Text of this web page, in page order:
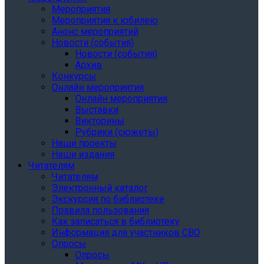
Мероприятия
Мероприятия к юбилею
Анонс мероприятий
Новости (события)
Новости (события)
Архив
Конкурсы
Онлайн мероприятия
Онлайн мероприятия
Выставки
Викторины
Рубрики (сюжеты)
Наши проекты
Наши издания
Читателям
Читателям
Электронный каталог
Экскурсия по библиотеке
Правила пользования
Как записаться в библиотеку
Информация для участников СВО
Опросы
Опросы